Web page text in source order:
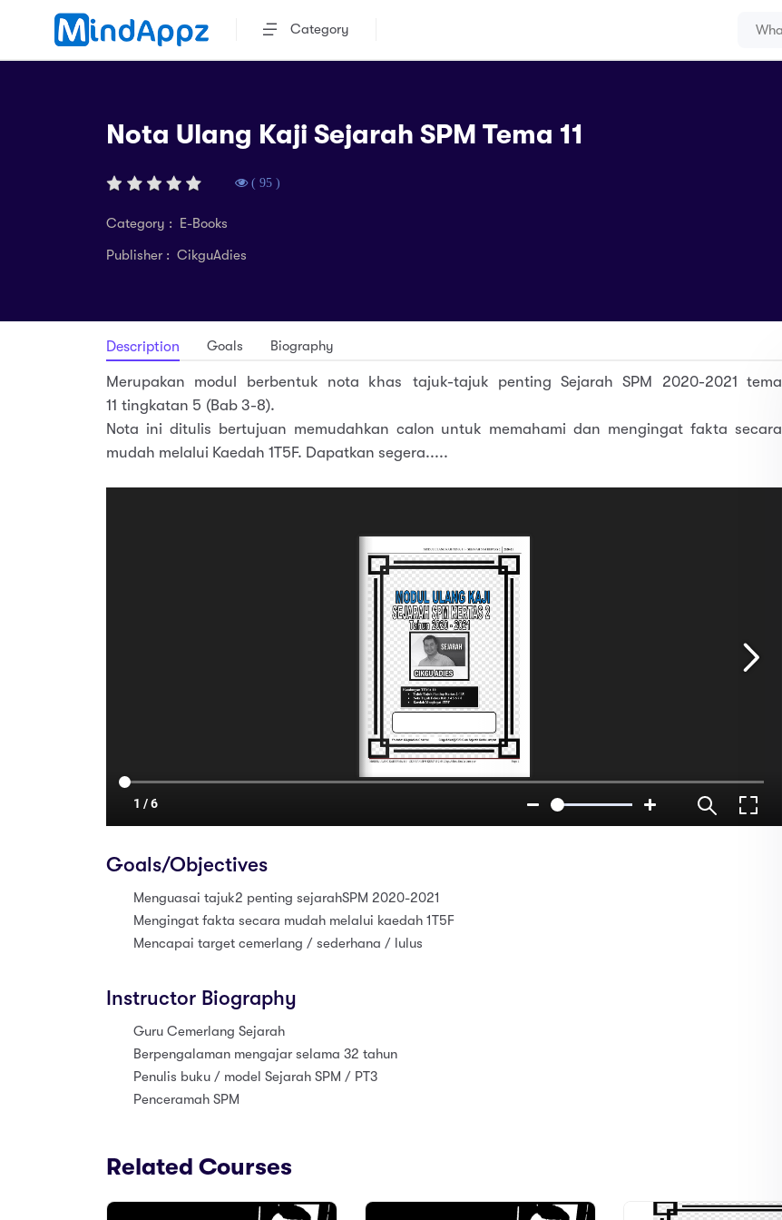
Category
Nota Ulang Kaji Sejarah SPM Tema 11
( 95 )
Category : E-Books
Publisher : CikguAdies
Description Goals Biography
Merupakan modul berbentuk nota khas tajuk-tajuk penting Sejarah SPM 2020-2021 tema
11 tingkatan 5 (Bab 3-8).
Nota ini ditulis bertujuan memudahkan calon untuk memahami dan mengingat fakta secara
mudah melalui Kaedah 1T5F. Dapatkan segera.....
Goals/Objectives
Menguasai tajuk2 penting sejarahSPM 2020-2021
Mengingat fakta secara mudah melalui kaedah 1T5F
Mencapai target cemerlang / sederhana / lulus
Instructor Biography
Guru Cemerlang Sejarah
Berpengalaman mengajar selama 32 tahun
Penulis buku / model Sejarah SPM / PT3
Penceramah SPM
Related Courses